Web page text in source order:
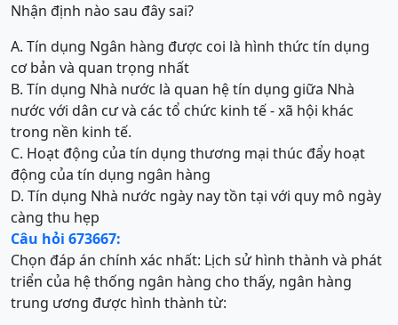
Nhận định nào sau đây sai?
A. Tín dụng Ngân hàng được coi là hình thức tín dụng
cơ bản và quan trọng nhất
B. Tín dụng Nhà nước là quan hệ tín dụng giữa Nhà
nước với dân cư và các tổ chức kinh tế - xã hội khác
trong nền kinh tế.
C. Hoạt động của tín dụng thương mại thúc đẩy hoạt
động của tín dụng ngân hàng
D. Tín dụng Nhà nước ngày nay tồn tại với quy mô ngày
càng thu hẹp
Câu hỏi 673667:
Chọn đáp án chính xác nhất: Lịch sử hình thành và phát
triển của hệ thống ngân hàng cho thấy, ngân hàng
trung ương được hình thành từ: